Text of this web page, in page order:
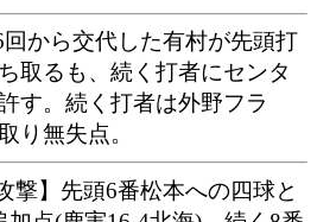
回から交代した有村が先頭打
取るも、続く打者にセンタ
す。続く打者は外野フラ
り無失点。
撃】先頭6番松本への四球と